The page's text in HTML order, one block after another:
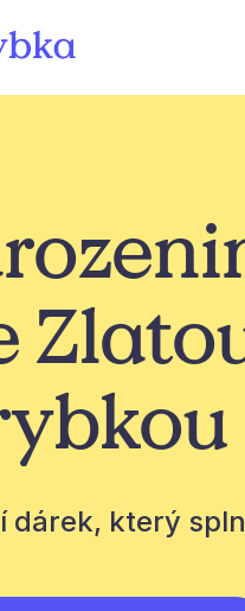
dárek, který